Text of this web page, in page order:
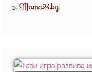
ОтMama24.bg